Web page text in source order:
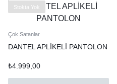
Stokta Yok
Çok Satanlar
DANTEL APLİKELİ PANTOLON
₺4.999,00